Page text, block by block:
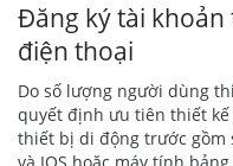
Đăng ký tài
điện thoại
Do số lượng người dùng
quyết định ưu tiên thiết
thiết bị di động trước gồm